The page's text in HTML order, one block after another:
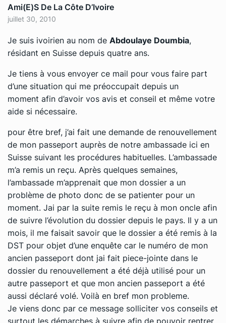
Ami(e)s De La Côte D’Ivoire
juillet 30, 2010
Je suis ivoirien au nom de Abdoulaye Doumbia,
résidant en Suisse depuis quatre ans.
Je tiens à vous envoyer ce mail pour vous faire part
d’une situation qui me préoccupait depuis un
moment afin d’avoir vos avis et conseil et même votre
aide si nécessaire.
pour être bref, j’ai fait une demande de renouvellement
de mon passeport auprès de notre ambassade ici en
Suisse suivant les procédures habituelles. L’ambassade
m’a remis un reçu. Après quelques semaines,
l’ambassade m’apprenait que mon dossier a un
problème de photo donc de se patienter pour un
moment. Jai par la suite remis le reçu à mon oncle afin
de suivre l’évolution du dossier depuis le pays. Il y a un
mois, il me faisait savoir que le dossier a été remis à la
DST pour objet d’une enquête car le numéro de mon
ancien passeport dont jai fait piece-jointe dans le
dossier du renouvellement a été déjà utilisé pour un
autre passeport et que mon ancien passeport a été
aussi déclaré volé. Voilà en bref mon probleme.
Je viens donc par ce message solliciter vos conseils et
surtout les démarches à suivre afin de pouvoir rentrer